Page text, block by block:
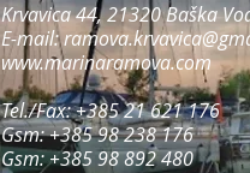
Krvavica 44, 21320 Baška
E-mail:
www.marinaramova.com
Tel./Fax: +385 21 621 176
Gsm: +385 98 238 176
Gsm: +385 98 892 480